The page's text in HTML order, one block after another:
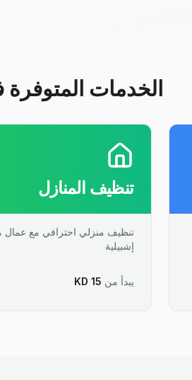
الخدمات المتوفرة
تنظيف المنازل
تنظيف منزلي احترافي مع عمال
إشبيلية
يبدأ من KD 15